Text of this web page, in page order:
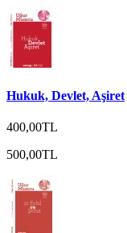
Hukuk, Devlet, Aşiret
400,00TL
500,00TL